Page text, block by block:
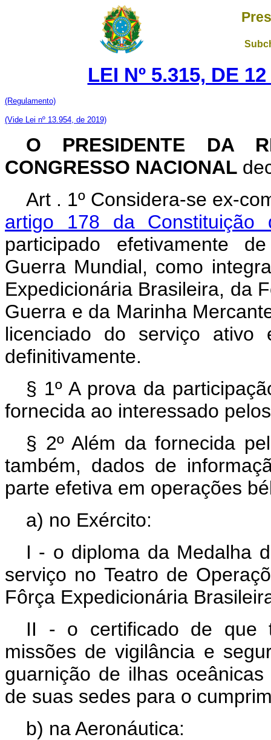
LEI Nº 5.315, DE
(Regulamento)
(Vide Lei nº 13.954, de 2019)
O PRESIDENTE DA
CONGRESSO NACIONAL
Art . 1º Considera-se ex-
artigo 178 da Constituição
participado efetivamente
Guerra Mundial, como
Expedicionária Brasileira, da
Guerra e da Marinha
licenciado do serviço
definitivamente.
§ 1º A prova da
fornecida ao interessado
§ 2º Além da fornecida
também, dados de
parte efetiva em operações
a) no Exército:
I - o diploma da Medalha
serviço no Teatro de
Fôrça Expedicionária
II - o certificado de que
missões de vigilância e
guarnição de ilhas
de suas sedes para o
b) na Aeronáutica: